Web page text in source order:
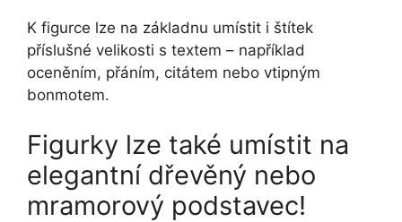
K figurce lze na základnu umístit i štítek
příslušné velikosti s textem – například
oceněním, přáním, citátem nebo vtipným
bonmotem.
Figurky lze také umístit na
elegantní dřevěný nebo
mramorový podstavec!